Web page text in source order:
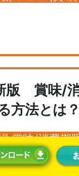
版 賞味/消
方法とは
理のすす
,賞味/消費期